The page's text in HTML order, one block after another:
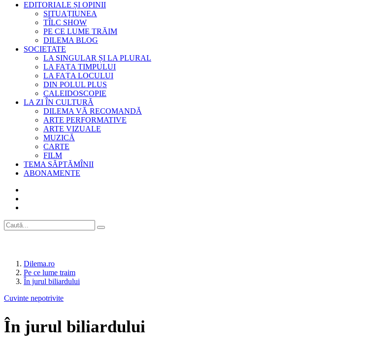
EDITORIALE ȘI OPINII
SITUAȚIUNEA
TÎLC SHOW
PE CE LUME TRĂIM
DILEMA BLOG
SOCIETATE
LA SINGULAR ȘI LA PLURAL
LA FAȚA TIMPULUI
LA FAȚA LOCULUI
DIN POLUL PLUS
CALEIDOSCOPIE
LA ZI ÎN CULTURĂ
DILEMA VĂ RECOMANDĂ
ARTE PERFORMATIVE
ARTE VIZUALE
MUZICĂ
CARTE
FILM
TEMA SĂPTĂMÎNII
ABONAMENTE
Dilema.ro
Pe ce lume traim
În jurul biliardului
Cuvinte nepotrivite
În jurul biliardului